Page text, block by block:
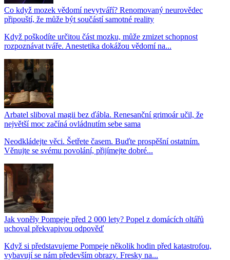
Co když mozek vědomí nevytváří? Renomovaný neurovědec
připouští, že může být součástí samotné reality
Když poškodíte určitou část mozku, může zmizet schopnost
rozpoznávat tváře. Anestetika dokážou vědomí na...
Arbatel sliboval magii bez ďábla. Renesanční grimoár učil, že
největší moc začíná ovládnutím sebe sama
Neodkládejte věci. Šetřete časem. Buďte prospěšní ostatním.
Věnujte se svému povolání, přijímejte dobré...
Jak voněly Pompeje před 2 000 lety? Popel z domácích oltářů
uchoval překvapivou odpověď
Když si představujeme Pompeje několik hodin před katastrofou,
vybavují se nám především obrazy. Fresky na...